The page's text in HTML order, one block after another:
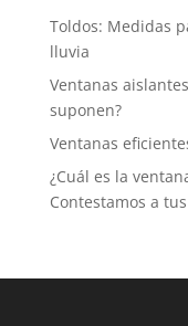
Toldos: Medidas
lluvia
Ventanas
suponen?
Ventanas
¿Cuál es la
Contestamos a